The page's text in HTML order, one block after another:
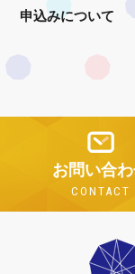
申込みについて
お問い合
CONTACT